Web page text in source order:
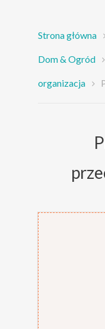
Strona główna
Dom & Ogród
organizacja